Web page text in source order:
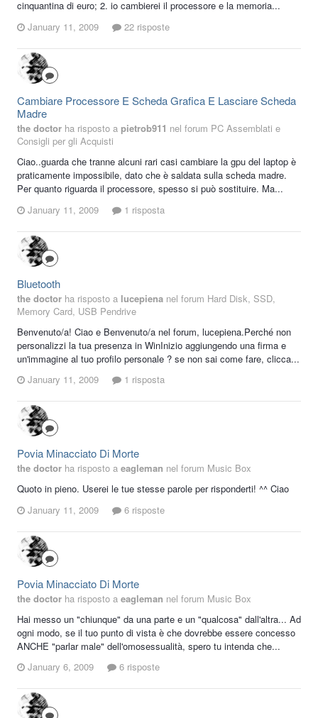
cinquantina di euro; 2. io cambierei il processore e la memoria...
January 11, 2009
22 risposte
Cambiare Processore E Scheda Grafica E Lasciare Scheda
Madre
the doctor ha risposto a pietrob911 nel forum PC Assemblati e
Consigli per gli Acquisti
Ciao..guarda che tranne alcuni rari casi cambiare la gpu del laptop è
praticamente impossibile, dato che è saldata sulla scheda madre.
Per quanto riguarda il processore, spesso si può sostituire. Ma...
January 11, 2009
1 risposta
Bluetooth
the doctor ha risposto a lucepiena nel forum Hard Disk, SSD,
Memory Card, USB Pendrive
Benvenuto/a! Ciao e Benvenuto/a nel forum, lucepiena.Perché non
personalizzi la tua presenza in WinInizio aggiungendo una firma e
un'immagine al tuo profilo personale ? se non sai come fare, clicca...
January 11, 2009
1 risposta
Povia Minacciato Di Morte
the doctor ha risposto a eagleman nel forum Music Box
Quoto in pieno. Userei le tue stesse parole per risponderti! ^^ Ciao
January 11, 2009
6 risposte
Povia Minacciato Di Morte
the doctor ha risposto a eagleman nel forum Music Box
Hai messo un "chiunque" da una parte e un "qualcosa" dall'altra... Ad
ogni modo, se il tuo punto di vista è che dovrebbe essere concesso
ANCHE "parlar male" dell'omosessualità, spero tu intenda che...
January 6, 2009
6 risposte